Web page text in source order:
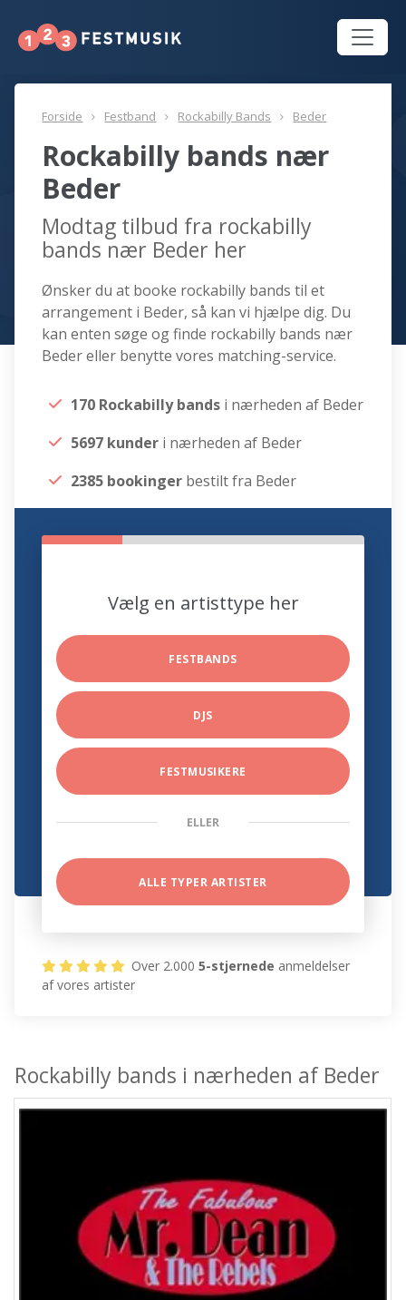
Forside Festband Rockabilly Bands Beder
Rockabilly bands nær
Beder
Modtag tilbud fra rockabilly
bands nær Beder her
Ønsker du at booke rockabilly bands til et
arrangement i Beder, så kan vi hjælpe dig. Du
kan enten søge og finde rockabilly bands nær
Beder eller benytte vores matching-service.
170 Rockabilly bands i nærheden af Beder
5697 kunder i nærheden af Beder
2385 bookinger bestilt fra Beder
Vælg en artisttype her
FESTBANDS
DJS
FESTMUSIKERE
ELLER
ALLE TYPER ARTISTER
Over 2.0005-stjernede anmeldelser
af vores artister
Rockabilly bands i nærheden af Beder